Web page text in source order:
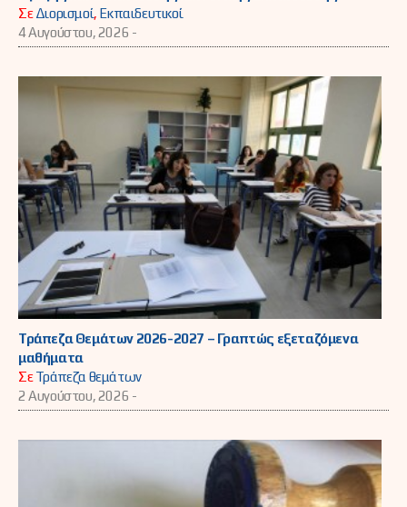
ΣεΔιορισμοί, Εκπαιδευτικοί
4 Αυγούστου, 2026 -
Τράπεζα Θεμάτων 2026-2027 – Γραπτώς εξεταζόμενα
μαθήματα
ΣεΤράπεζα θεμάτων
2 Αυγούστου, 2026 -